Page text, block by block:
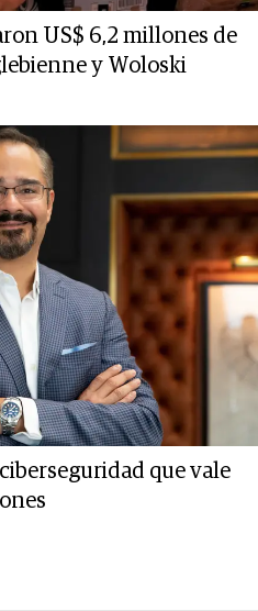
US$ 6,2 millones de
y Woloski
que vale